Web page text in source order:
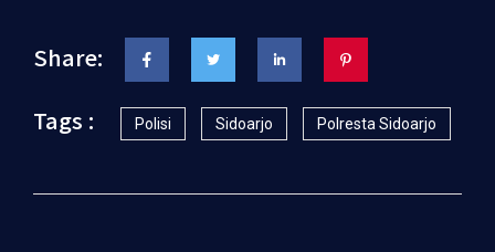
Share:
Tags :
Polisi Sidoarjo Polresta Sidoarjo